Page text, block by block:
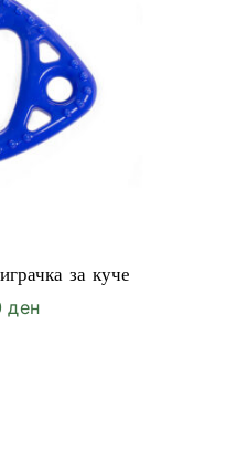
за куче
ден